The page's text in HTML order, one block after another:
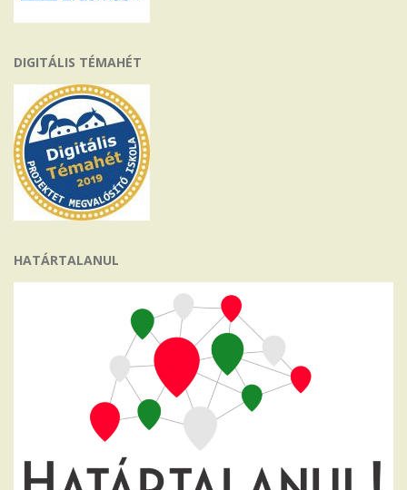
DIGITÁLIS TÉMAHÉT
HATÁRTALANUL